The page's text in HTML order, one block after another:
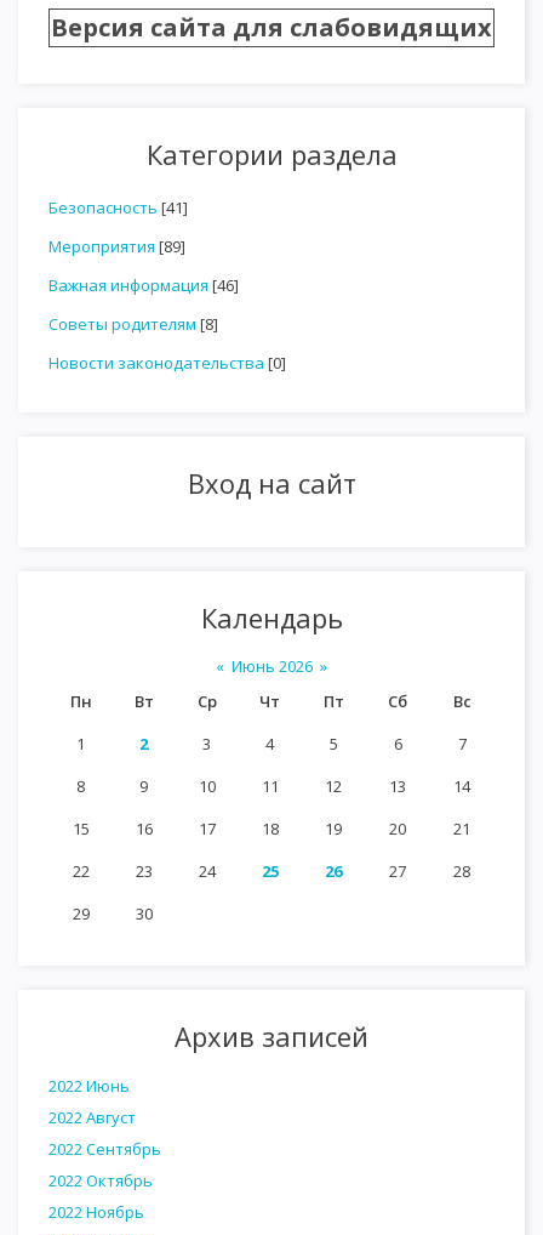
Версия сайта для слабовидящих
Категории раздела
Безопасность [41]
Мероприятия [89]
Важная информация [46]
Советы родителям [8]
Новости законодательства [0]
Вход на сайт
Календарь
« Июнь 2026 »
Пн
Вт Ср Чт Пт Сб
Вс
1
2 3 4 5 6
7
8
9 10 11 12 13
14
15
16 17 18 19 20
21
22
23 24 25 26 27
28
29
30
Архив записей
2022 Июнь
2022 Август
2022 Сентябрь
2022 Октябрь
2022 Ноябрь